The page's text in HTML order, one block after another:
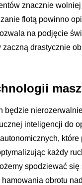
znacznie
flotą powinno
na podjęcie
drastycznie
będzie
inteligencji do
każdy
spodziewać
obrotu